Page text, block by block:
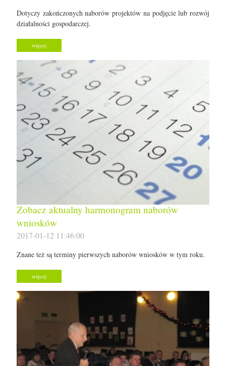
Dotyczy zakończonych naborów projektów na podjęcie lub rozwój
działalności gospodarczej.
więcej
Zobacz aktualny harmonogram naborów
wniosków
2017-01-12 11:46:00
Znane też są terminy pierwszych naborów wniosków w tym roku.
więcej